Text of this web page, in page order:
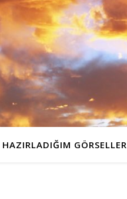
HAZIRLADIĞIM GÖRSELLER